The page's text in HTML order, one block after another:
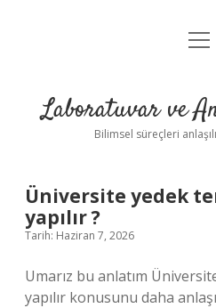
Yasal
Laboratuvar ve
Bilimsel süreçleri
Üniversite yedek
yapılır ?
Tarih: Haziran 7, 2026
Umarız bu anlatım
yapılır konusunu daha